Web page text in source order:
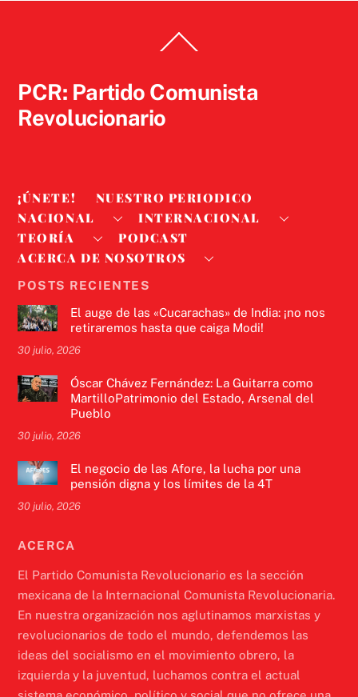
To
PCR: Partido Comunista
Revolucionario
¡ÚNETE!
NUESTRO PERIODICO
NACIONAL
INTERNACIONAL
TEORÍA
PODCAST
ACERCA DE NOSOTROS
POSTS RECIENTES
El auge de las «Cucarachas» de India: ¡no nos
retiraremos hasta que caiga Modi!
30 julio, 2026
Óscar Chávez Fernández: La Guitarra como
MartilloPatrimonio del Estado, Arsenal del
Pueblo
30 julio, 2026
El negocio de las Afore, la lucha por una
pensión digna y los límites de la 4T
30 julio, 2026
ACERCA
El Partido Comunista Revolucionario es la sección
mexicana de la Internacional Comunista Revolucionaria.
En nuestra organización nos aglutinamos marxistas y
revolucionarios de todo el mundo, defendemos las
ideas del socialismo en el movimiento obrero, la
izquierda y la juventud, luchamos contra el actual